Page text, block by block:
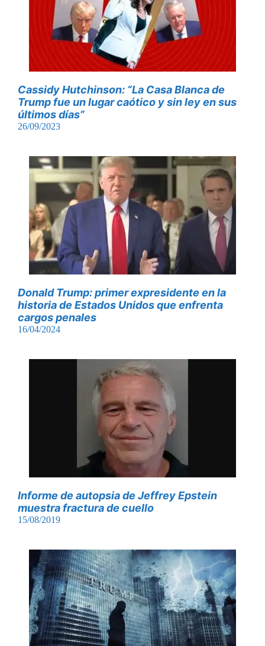
Cassidy Hutchinson: “La Casa Blanca de
Trump fue un lugar caótico y sin ley en sus
últimos días”
26/09/2023
Donald Trump: primer expresidente en la
historia de Estados Unidos que enfrenta
cargos penales
16/04/2024
Informe de autopsia de Jeffrey Epstein
muestra fractura de cuello
15/08/2019